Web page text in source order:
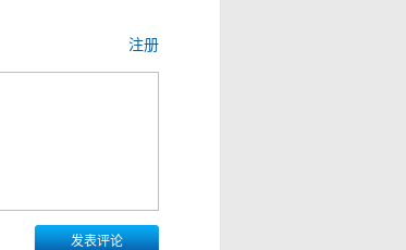
注册
发表评论